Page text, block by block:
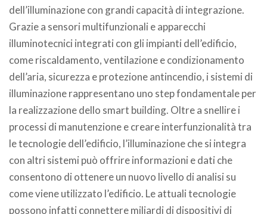
dell’illuminazione con grandi capacità di integrazione.
Grazie a sensori multifunzionali e apparecchi
illuminotecnici integrati con gli impianti dell’edificio,
come riscaldamento, ventilazione e condizionamento
dell’aria, sicurezza e protezione antincendio, i sistemi di
illuminazione rappresentano uno step fondamentale per
la realizzazione dello smart building. Oltre a snellire i
processi di manutenzione e creare interfunzionalità tra
le tecnologie dell’edificio, l’illuminazione che si integra
con altri sistemi può offrire informazioni e dati che
consentono di ottenere un nuovo livello di analisi su
come viene utilizzato l’edificio. Le attuali tecnologie
possono infatti connettere miliardi di dispositivi di